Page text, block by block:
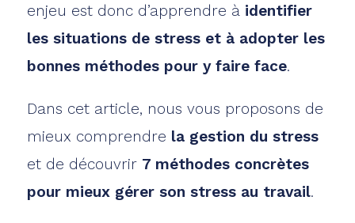
enjeu est donc d’apprendre à identifier
les situations de stress et à adopter les
bonnes méthodes pour y faire face.
Dans cet article, nous vous proposons de
mieux comprendre la gestion du stress
et de découvrir 7 méthodes concrètes
pour mieux gérer son stress au travail.